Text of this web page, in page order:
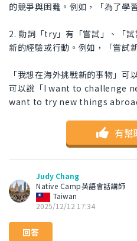
的競爭與困難。例如，「為了學
2. 動詞「try」有「嘗試」、「
新的經驗或行動。例如，「嘗試
「我想在海外挑戰新的事物」
可以說「I want to challenge
want to try new things
有幫
Judy Chang
Native Camp英語會話講師
Taiwan
2025/12/12 17:34
回答